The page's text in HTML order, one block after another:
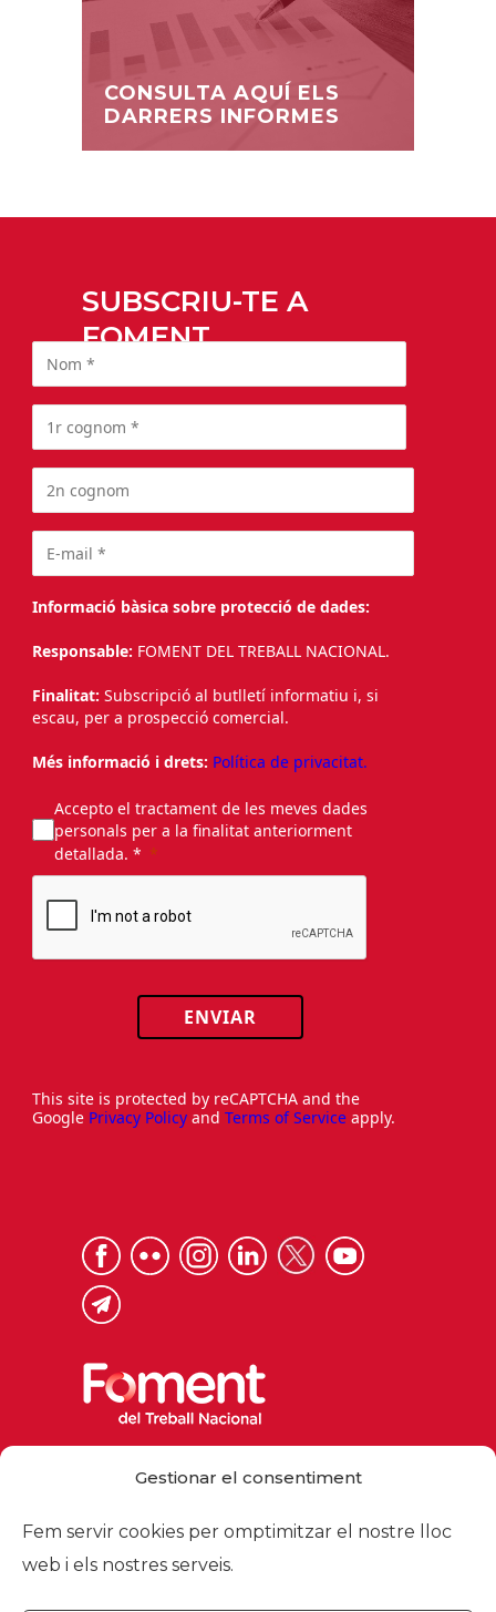
Gestionar el consentiment
Fem servir cookies per omptimitzar el nostre lloc
web i els nostres serveis.
CONSULTA AQUÍ ELS
DARRERS INFORMES
SUBSCRIU-TE A
FOMENT
Informació bàsica sobre protecció de dades:
Responsable: FOMENT DEL TREBALL NACIONAL.
Finalitat: Subscripció al butlletí informatiu i, si
escau, per a prospecció comercial.
Més informació i drets: Política de privacitat.
Accepto el tractament de les meves dades
personals per a la finalitat anteriorment
detallada. *
ENVIAR
This site is protected by reCAPTCHA and the
Google Privacy Policy and Terms of Service apply.
foment@foment.com